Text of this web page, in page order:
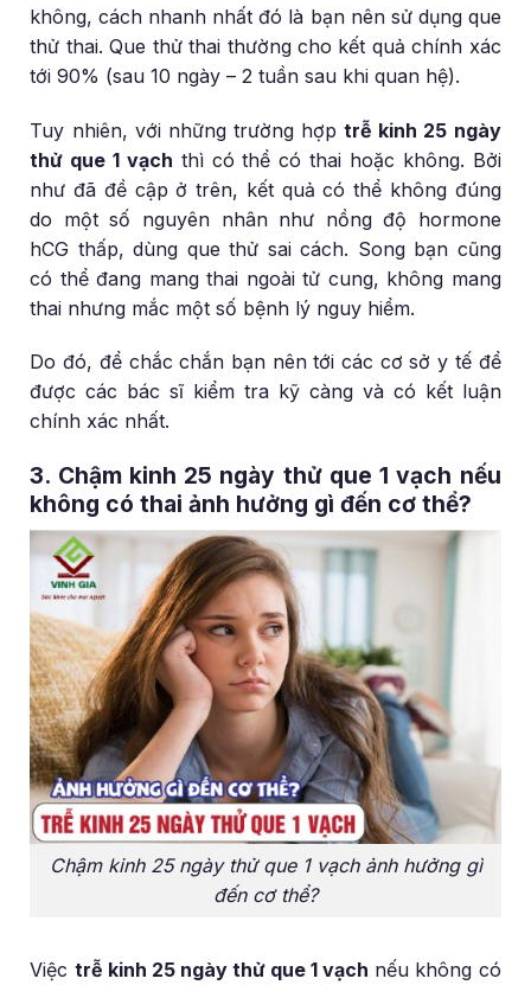
không, cách nhanh nhất đó là bạn nên sử dụng que
thử thai. Que thử thai thường cho kết quả chính xác
tới 90% (sau 10 ngày – 2 tuần sau khi quan hệ).
Tuy nhiên, với những trường hợptrễ kinh 25 ngày
thử que 1 vạch thì có thể có thai hoặc không. Bởi
như đã đề cập ở trên, kết quả có thể không đúng
do một số nguyên nhân như nồng độ hormone
hCG thấp, dùng que thử sai cách. Song bạn cũng
có thể đang mang thai ngoài tử cung, không mang
thai nhưng mắc một số bệnh lý nguy hiểm.
Do đó, để chắc chắn bạn nên tới các cơ sở y tế để
được các bác sĩ kiểm tra kỹ càng và có kết luận
chính xác nhất.
3. Chậm kinh 25 ngày thử que 1 vạch nếu
không có thai ảnh hưởng gì đến cơ thể?
Chậm kinh 25 ngày thử que 1 vạch ảnh hưởng gì
đến cơ thể?
Việc trễ kinh 25 ngày thử que 1 vạch nếu không có